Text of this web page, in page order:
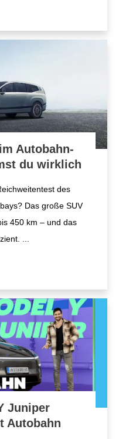
Autobahn-
du wirklich
des
Das große SUV
450 km – und das
Juniper
Autobahn